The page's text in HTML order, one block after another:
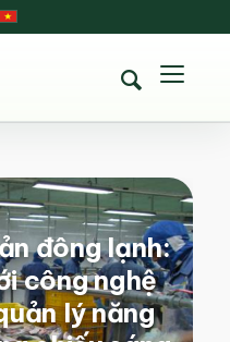
đông lạnh:
công nghệ
lý năng